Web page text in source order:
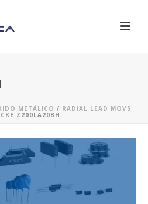
METÁLICO / RADIAL LEAD MOVS
Z200LA20BH